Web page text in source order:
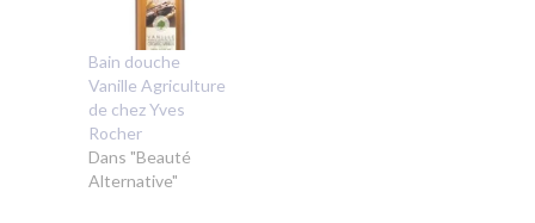
Bain douche
Vanille Agriculture
de chez Yves
Rocher
Dans "Beauté
Alternative"